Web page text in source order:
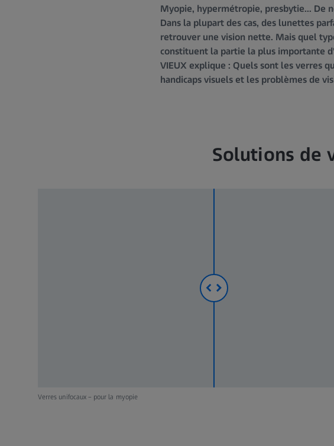
Myopie, hypermétropie, presbytie... De
Dans la plupart des cas, des lunettes
retrouver une vision nette. Mais quel
constituent la partie la plus importante
VIEUX explique : Quels sont les verres
handicaps visuels et les problèmes de
Solutions de
Verres unifocaux – pour la myopie